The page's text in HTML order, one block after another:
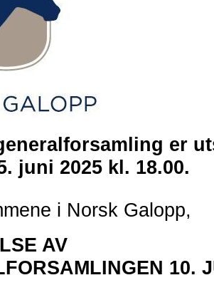
er
juni 2025 kl. 18.00.
i Norsk Galopp,
AV
10.